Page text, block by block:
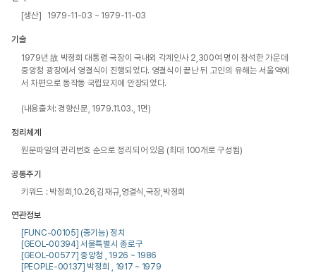
[생산] 1979-11-03 ~ 1979-11-03
기술
1979년 故 박정희 대통령 국장이 국내외 각계인사 2,300여 명이 참석한 가운데
중앙청 광장에서 영결식이 진행되었다. 영결식이 끝난 뒤 고인의 유해는 서울역에
서 차편으로 동작동 국립묘지에 안장되었다.
(내용출처: 경향신문, 1979.11.03., 1면)
정리체계
원문파일의 관리번호 순으로 정리되어 있음 (최대 100개로 구성됨)
공통주기
키워드 : 박정희,10.26,김재규,영결식,국장,박정희
연관정보
[FUNC-00105] (중기능) 정치
[GEOL-00394] 서울특별시 종로구
[GEOL-00577] 중앙청 , 1926 ~ 1986
[PEOPLE-00137] 박정희 , 1917 ~ 1979